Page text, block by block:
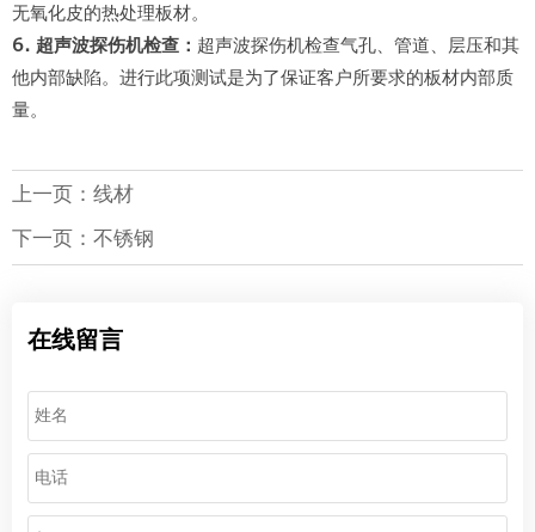
无氧化皮的热处理板材。
6. 超声波探伤机检查： 超声波探伤机检查气孔、管道、层压和其
他内部缺陷。进行此项测试是为了保证客户所要求的板材内部质
量。
上一页： 线材
下一页： 不锈钢
在线留言